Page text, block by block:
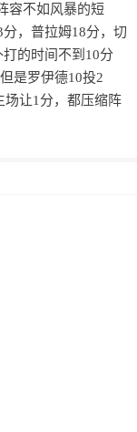
容不如风暴的短
，普拉姆18分，切
的时间不到10分
是罗伊德10投2
场让1分，都压缩阵